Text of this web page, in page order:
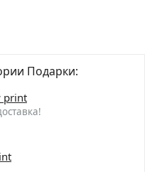
Подарки:
print